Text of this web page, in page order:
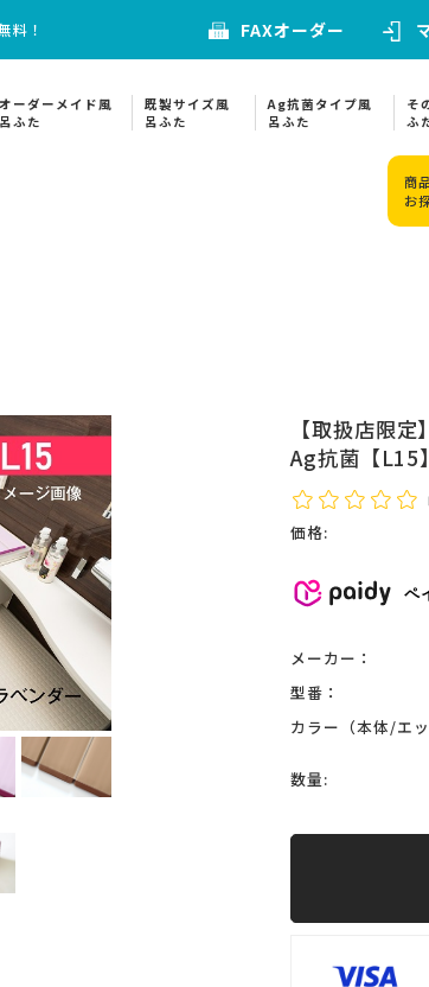
料！ FAXオーダー
オーダーメイド風
呂ふた
既製サイズ風
呂ふた
Ag抗菌タイプ風
呂ふた
そ
ふ
商
お
【取扱店限
Ag抗菌【
価格:
ペ
メーカー：
型番：
カラー（本体/エッ
数量: